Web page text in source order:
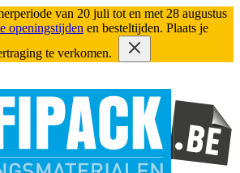
van 20 juli tot en met 28 augustus
openingstijden en besteltijden. Plaats je
te verkomen.